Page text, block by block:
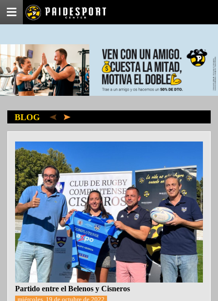
Menú
BLOG
Partido entre el Belenos y Cisneros
miércoles, 19 de octubre de 2022